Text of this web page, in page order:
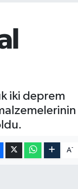
iki deprem
A-